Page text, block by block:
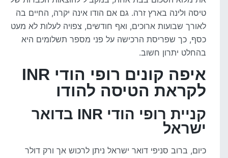
טיסה ולינה בארץ זרה. גם אם הודו אינה יקרה, החיים בה
לאורך שבועות ארוכים, ואף חודשים, צפויה לעלות לא מעט
כסף, כך שפריסת הרכישה על פני מספר תשלומים היא
בהחלט יתרון חשוב.
איפה קונים רופי הודי INR
לקראת הטיסה להודו
קניית רופי הודי INR בדואר
ישראל
כיום, ברוב סניפי דואר ישראל ניתן לרכוש אך ורק דולר